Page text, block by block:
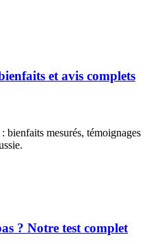
et avis complets
bienfaits mesurés, témoignages
? Notre test complet